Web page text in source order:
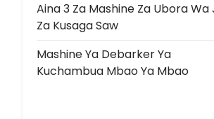
Aina 3 Za Mashine Za Ubora Wa
Za Kusaga Saw
Mashine Ya Debarker Ya
Kuchambua Mbao Ya Mbao